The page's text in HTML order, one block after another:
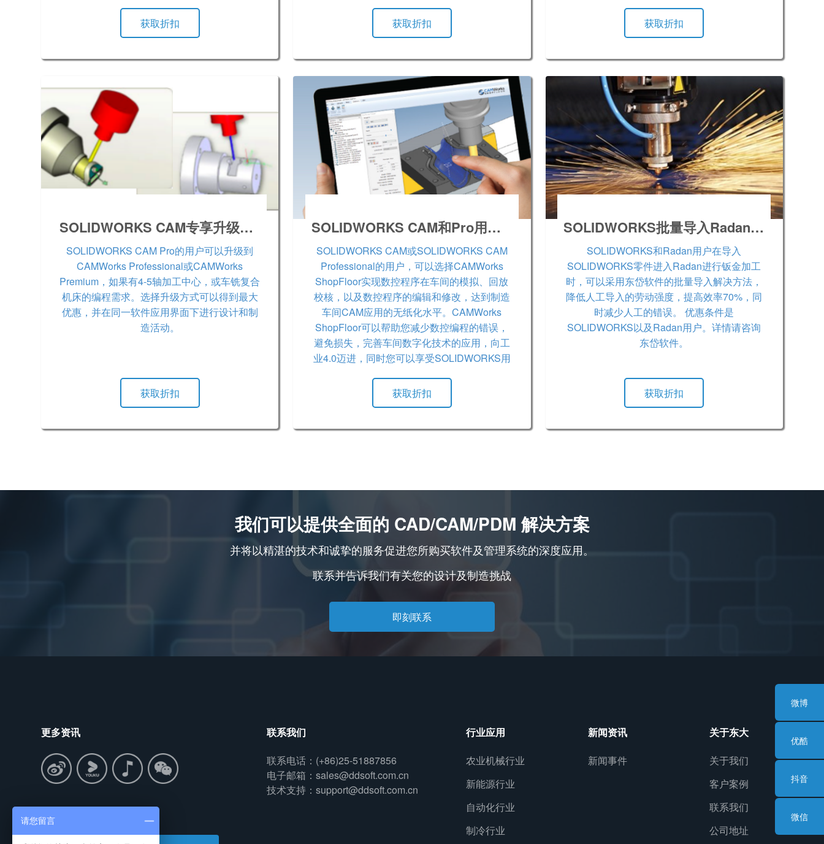
获取折扣 获取折扣 获取折扣
SOLIDWORKS CAM专享升级计划
SOLIDWORKS CAM Pro的用户可以升级到
CAMWorks Professional或CAMWorks
Premium，如果有4-5轴加工中心，或车铣复合
机床的编程需求。选择升级方式可以得到最大
优惠，并在同一软件应用界面下进行设计和制
造活动。
获取折扣
SOLIDWORKS CAM和Pro用户车间CAM应用工具
SOLIDWORKS CAM或SOLIDWORKS CAM
Professional的用户，可以选择CAMWorks
ShopFloor实现数控程序在车间的模拟、回放
校核，以及数控程序的编辑和修改，达到制造
车间CAM应用的无纸化水平。CAMWorks
ShopFloor可以帮助您减少数控编程的错误，
避免损失，完善车间数字化技术的应用，向工
业4.0迈进，同时您可以享受SOLIDWORKS用
获取折扣
SOLIDWORKS批量导入Radan CAD/CAM
SOLIDWORKS和Radan用户在导入
SOLIDWORKS零件进入Radan进行钣金加工
时，可以采用东岱软件的批量导入解决方法，
降低人工导入的劳动强度，提高效率70%，同
时减少人工的错误。 优惠条件是
SOLIDWORKS以及Radan用户。详情请咨询
东岱软件。
获取折扣
我们可以提供全面的 CAD/CAM/PDM 解决方案
并将以精湛的技术和诚挚的服务促进您所购买软件及管理系统的深度应用。
联系并告诉我们有关您的设计及制造挑战
即刻联系
微博
优酷
抖音
微信
更多资讯
搜索中心
联系我们
联系电话：(+86)25-51887856
电子邮箱：sales@ddsoft.com.cn
技术支持：support@ddsoft.com.cn
行业应用
农业机械行业
新能源行业
自动化行业
制冷行业
新闻资讯
新闻事件
关于东大
关于我们
客户案例
联系我们
公司地址
请您留言